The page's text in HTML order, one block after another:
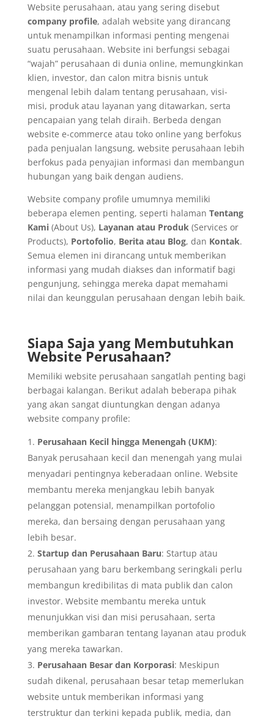
Website perusahaan, atau yang sering disebut
company profile, adalah website yang dirancang
untuk menampilkan informasi penting mengenai
suatu perusahaan. Website ini berfungsi sebagai
“wajah” perusahaan di dunia online, memungkinkan
klien, investor, dan calon mitra bisnis untuk
mengenal lebih dalam tentang perusahaan, visi-
misi, produk atau layanan yang ditawarkan, serta
pencapaian yang telah diraih. Berbeda dengan
website e-commerce atau toko online yang berfokus
pada penjualan langsung, website perusahaan lebih
berfokus pada penyajian informasi dan membangun
hubungan yang baik dengan audiens.
Website company profile umumnya memiliki
beberapa elemen penting, seperti halaman Tentang
Kami(About Us), Layanan atau Produk (Services or
Products), Portofolio, Berita atau Blog, dan Kontak.
Semua elemen ini dirancang untuk memberikan
informasi yang mudah diakses dan informatif bagi
pengunjung, sehingga mereka dapat memahami
nilai dan keunggulan perusahaan dengan lebih baik.
Siapa Saja yang Membutuhkan
Website Perusahaan?
Memiliki website perusahaan sangatlah penting bagi
berbagai kalangan. Berikut adalah beberapa pihak
yang akan sangat diuntungkan dengan adanya
website company profile:
Perusahaan Kecil hingga Menengah (UKM):
Banyak perusahaan kecil dan menengah yang mulai
menyadari pentingnya keberadaan online. Website
membantu mereka menjangkau lebih banyak
pelanggan potensial, menampilkan portofolio
mereka, dan bersaing dengan perusahaan yang
lebih besar.
Startup dan Perusahaan Baru: Startup atau
perusahaan yang baru berkembang seringkali perlu
membangun kredibilitas di mata publik dan calon
investor. Website membantu mereka untuk
menunjukkan visi dan misi perusahaan, serta
memberikan gambaran tentang layanan atau produk
yang mereka tawarkan.
Perusahaan Besar dan Korporasi: Meskipun
sudah dikenal, perusahaan besar tetap memerlukan
website untuk memberikan informasi yang
terstruktur dan terkini kepada publik, media, dan